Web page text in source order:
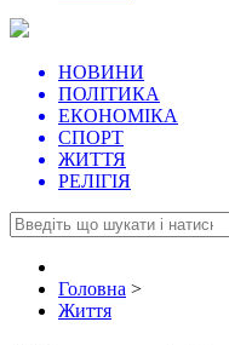
НОВИНИ
ПОЛІТИКА
ЕКОНОМІКА
СПОРТ
ЖИТТЯ
РЕЛІГІЯ
Головна >
Життя